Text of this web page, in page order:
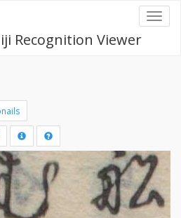
Recognition Viewer
Draw
a